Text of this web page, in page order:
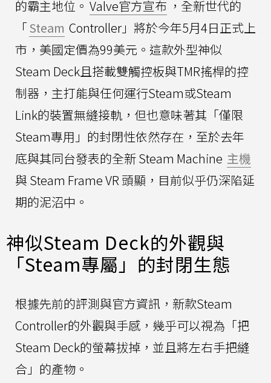
的霸主地位。 Valve官方宣布 ，全新世代的
「Steam Controller」將於今年5月4日正式上
市，美國定價為99美元。這款外型神似
Steam Deck且搭載雙觸控板與TMR搖桿的控
制器，主打能與任何運行Steam或Steam
Link的裝置無縫接軌，但也意味著其「僅限
Steam專用」的封閉性依然存在，至於去年
底與其同台發表的全新 Steam Machine 主機
與 Steam Frame VR 頭顯，目前似乎仍深陷延
期的泥沼中。
神似Steam Deck的外觀與
「Steam專屬」的封閉生態
根據先前的評測與官方資訊，新款Steam
Controller的外觀與手感，幾乎可以視為「把
Steam Deck的螢幕拔掉，並且將左右手把縫
合」的產物。